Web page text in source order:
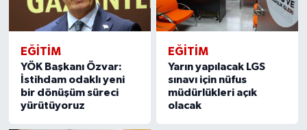
EĞITIM
YÖK Başkanı Özvar:
İstihdam odaklı yeni
bir dönüşüm süreci
yürütüyoruz
EĞITIM
Yarın yapılacak LGS
sınavı için nüfus
müdürlükleri açık
olacak